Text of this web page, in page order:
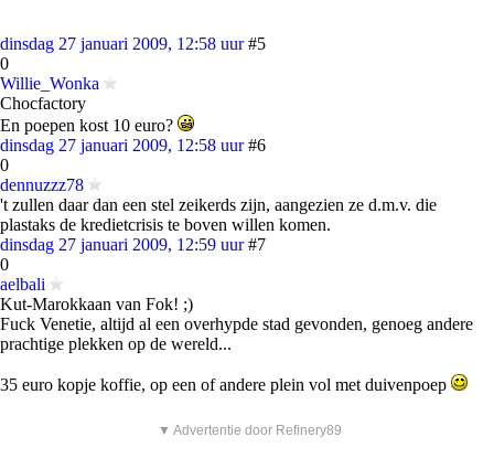
dinsdag 27 januari 2009, 12:58 uur #5
0
Willie_Wonka
Chocfactory
En poepen kost 10 euro?
dinsdag 27 januari 2009, 12:58 uur #6
0
dennuzzz78
't zullen daar dan een stel zeikerds zijn, aangezien ze d.m.v. die
plastaks de kredietcrisis te boven willen komen.
dinsdag 27 januari 2009, 12:59 uur #7
0
aelbali
Kut-Marokkaan van Fok! ;)
Fuck Venetie, altijd al een overhypde stad gevonden, genoeg andere
prachtige plekken op de wereld...
35 euro kopje koffie, op een of andere plein vol met duivenpoep
▼ Advertentie door Refinery89